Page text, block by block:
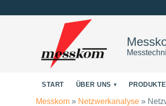
START ÜBER UNS PRODUKTE
Messkom » Netzwerkanalyse »